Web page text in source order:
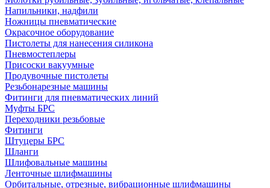
Напильники, надфили
Ножницы пневматические
Окрасочное оборудование
Пистолеты для нанесения силикона
Пневмостеплеры
Присоски вакуумные
Продувочные пистолеты
Резьбонарезные машины
Фитинги для пневматических линий
Муфты БРС
Переходники резьбовые
Фитинги
Штуцеры БРС
Шланги
Шлифовальные машины
Ленточные шлифмашины
Орбитальные, отрезные, вибрационные шлифмашины